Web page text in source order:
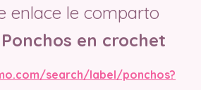
enlace le comparto
en crochet
search/label/ponchos?